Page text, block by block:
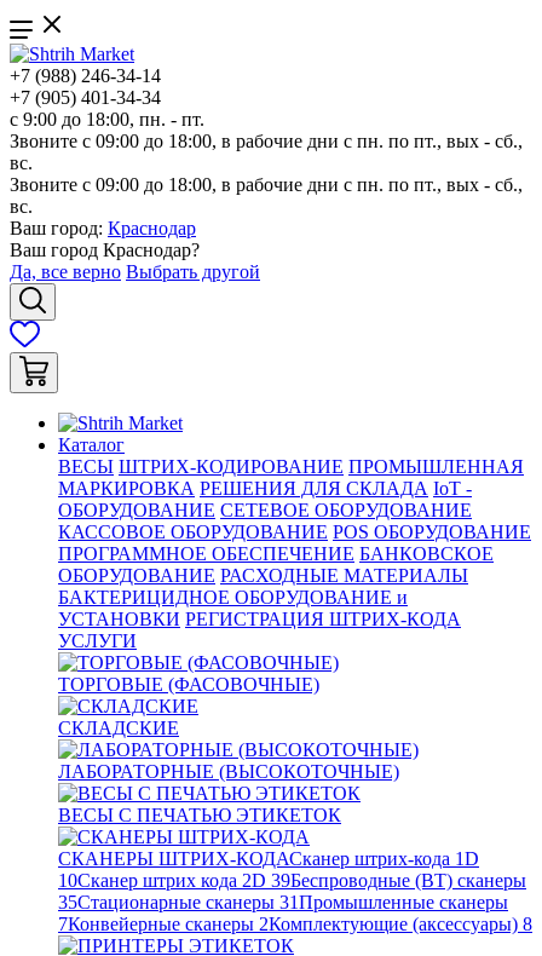
+7 (988) 246-34-14
+7 (905) 401-34-34
с 9:00 до 18:00, пн. - пт.
Звоните с 09:00 до 18:00, в рабочие дни с пн. по пт., вых - сб.,
вс.
Звоните с 09:00 до 18:00, в рабочие дни с пн. по пт., вых - сб.,
вс.
Ваш город: Краснодар
Ваш город Краснодар?
Да, все верно Выбрать другой
Каталог
ВЕСЫ ШТРИХ-КОДИРОВАНИЕ ПРОМЫШЛЕННАЯ
МАРКИРОВКА РЕШЕНИЯ ДЛЯ СКЛАДА IoT -
ОБОРУДОВАНИЕ СЕТЕВОЕ ОБОРУДОВАНИЕ
КАССОВОЕ ОБОРУДОВАНИЕ POS ОБОРУДОВАНИЕ
ПРОГРАММНОЕ ОБЕСПЕЧЕНИЕ БАНКОВСКОЕ
ОБОРУДОВАНИЕ РАСХОДНЫЕ МАТЕРИАЛЫ
БАКТЕРИЦИДНОЕ ОБОРУДОВАНИЕ и
УСТАНОВКИ РЕГИСТРАЦИЯ ШТРИХ-КОДА
УСЛУГИ
ТОРГОВЫЕ (ФАСОВОЧНЫЕ)
СКЛАДСКИЕ
ЛАБОРАТОРНЫЕ (ВЫСОКОТОЧНЫЕ)
ВЕСЫ С ПЕЧАТЬЮ ЭТИКЕТОК
СКАНЕРЫ ШТРИХ-КОДАСканер штрих-кода 1D
10Сканер штрих кода 2D 39Беспроводные (BT) сканеры
35Стационарные сканеры 31Промышленные сканеры
7Конвейерные сканеры 2Комплектующие (аксессуары) 8